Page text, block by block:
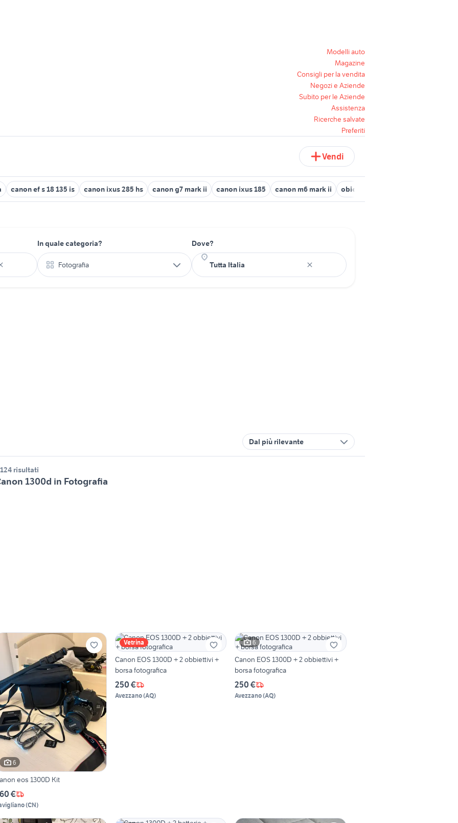
Modelli auto
Magazine
Consigli per la vendita
Negozi e Aziende
Subito per le Aziende
Assistenza
Ricerche salvate
Preferiti
Vendi
canon ef s 18 135 is canon ixus 285 hs canon g7 mark ii canon ixus 185 canon m6 mark ii obiettivo canon 18 55 is
In quale categoria?
Fotografia
Dove?
Dal più rilevante
risultati
1300d in Fotografia
6
eos 1300D Kit
€
(CN)
Vetrina
Canon EOS 1300D + 2 obbiettivi +
borsa fotografica
250 €
Avezzano(AQ)
6
Canon EOS 1300D + 2 obbiettivi +
borsa fotografica
250 €
Avezzano(AQ)